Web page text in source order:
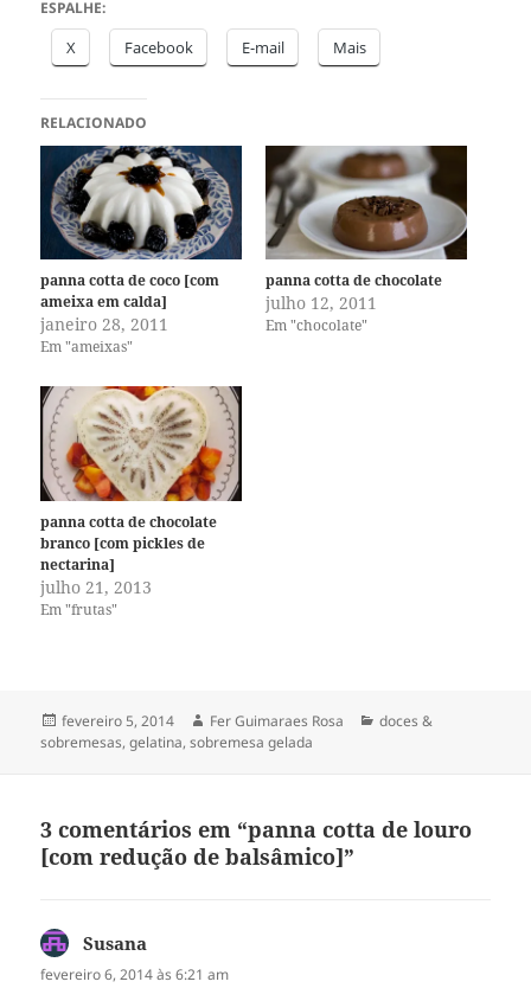
ESPALHE:
X Facebook E-mail Mais
RELACIONADO
panna cotta de coco [com
ameixa em calda]
janeiro 28, 2011
Em "ameixas"
panna cotta de chocolate
julho 12, 2011
Em "chocolate"
panna cotta de chocolate
branco [com pickles de
nectarina]
julho 21, 2013
Em "frutas"
Publicado
em
fevereiro 5, 2014 Autor
Fer Guimaraes Rosa Categorias
doces &
sobremesas,gelatina,sobremesa gelada
3 comentários em “panna cotta de louro
[com redução de balsâmico]”
Susana
fevereiro 6, 2014 às 6:21 am